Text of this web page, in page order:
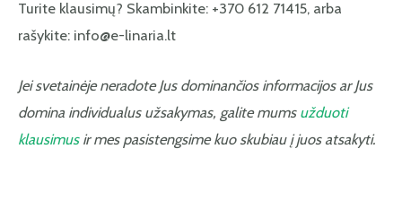
Turite klausimų? Skambinkite: +370 612 71415, arba
rašykite: info@e-linaria.lt
Jei svetainėje neradote Jus dominančios informacijos ar Jus
domina individualus užsakymas, galite mums užduoti
klausimusir mes pasistengsime kuo skubiau į juos atsakyti.